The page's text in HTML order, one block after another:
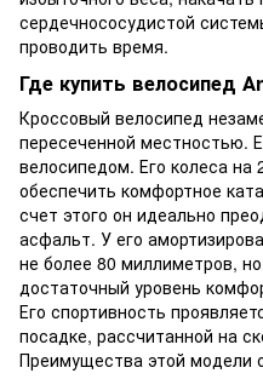
сердечнососудистой
проводить время.
Где купить велосипед
Кроссовый велосипед
пересеченной местностью.
велосипедом. Его колеса
обеспечить комфортное
счет этого он идеально
асфальт. У его
не более 80 миллиметров,
достаточный уровень
Его спортивность
посадке, рассчитанной на
Преимущества этой модели